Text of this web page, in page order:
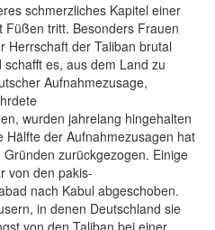
schmerzliches Kapitel einer
Füßen tritt. Besonders Frauen
Herrschaft der Taliban brutal
es, aus dem Land zu
Aufnahmezusage,
wurden jahrelang hingehalten
Hälfte der Aufnahmezusagen hat
zurückgezogen. Einige
von den pakis-
nach Kabul abgeschoben.
in denen Deutschland sie